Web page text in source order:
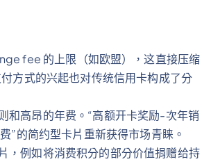
fee 的上限（如欧盟），这直接压缩
方式的兴起也对传统信用卡构成了分
和高昂的年费。“高额开卡奖励-次年销
”的简约型卡片重新获得市场青睐。
，例如将消费积分的部分价值捐赠给持